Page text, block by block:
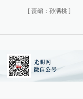
[ 责编：孙满桃 ]